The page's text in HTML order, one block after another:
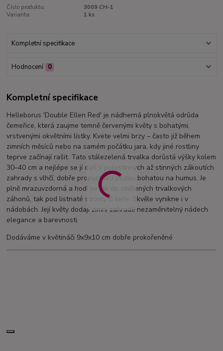
Číslo produktu:
3009 CH-1
Varianta:
1 ks
Kompletní specifikace
Hodnocení 0
Kompletní specifikace
Helleborus 'Double Ellen Red' je nádherná plnokvětá odrůda
čemeřice, která zaujme temně červenými květy s bohatými,
vrstvenými okvětními lístky. Kvete velmi brzy – často již během
zimních měsíců nebo na samém počátku jara, kdy jiné rostliny
teprve začínají rašit. Tato stálezelená trvalka dorůstá výšky kolem
30–40 cm a nejlépe se jí daří v polostinných až stinných zákoutích
zahrady s vlhčí, dobře propustnou půdou bohatou na humus. Je
plně mrazuvzdorná a hodí se jak do smíšených trvalkových
záhonů, tak pod listnaté stromy či keře. Skvěle vynikne i v
nádobách. Její květy dodají zimní zahradě nezaměnitelný nádech
elegance a barevnosti.
Dodáváme v květináči 9x9x10 cm dobře prokořeněné